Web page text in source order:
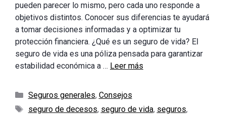
pueden parecer lo mismo, pero cada uno responde a
objetivos distintos. Conocer sus diferencias te ayudará
a tomar decisiones informadas y a optimizar tu
protección financiera. ¿Qué es un seguro de vida? El
seguro de vida es una póliza pensada para garantizar
estabilidad económica a … Leer más
Categorías
Seguros generales, Consejos
Etiquetas
seguro de decesos, seguro de vida, seguros,